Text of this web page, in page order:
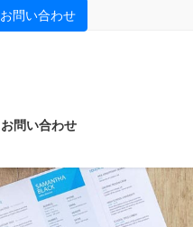
お問い合わせ
お問い合わせ